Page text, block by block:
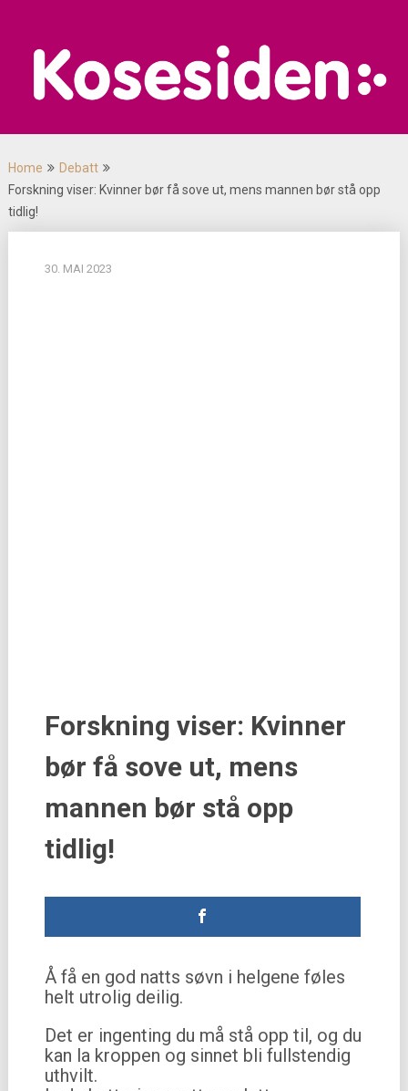
content
Home
Debatt
Forskning viser: Kvinner bør få sove ut, mens mannen bør stå opp
tidlig!
30. MAI 2023
Forskning viser: Kvinner
bør få sove ut, mens
mannen bør stå opp
tidlig!
Å få en god natts søvn i helgene føles
helt utrolig deilig.
Det er ingenting du må stå opp til, og du
kan la kroppen og sinnet bli fullstendig
uthvilt.